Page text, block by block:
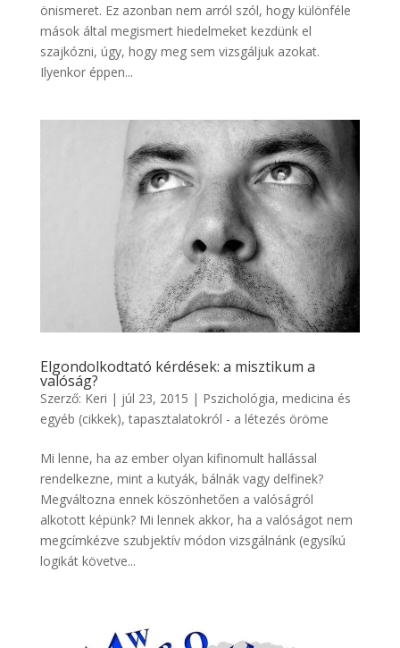
önismeret. Ez azonban nem arról szól, hogy különféle
mások által megismert hiedelmeket kezdünk el
szajkózni, úgy, hogy meg sem vizsgáljuk azokat.
Ilyenkor éppen...
Elgondolkodtató kérdések: a misztikum a
valóság?
Szerző: Keri | júl 23, 2015 | Pszichológia, medicina és
egyéb (cikkek),tapasztalatokról - a létezés öröme
Mi lenne, ha az ember olyan kifinomult hallással
rendelkezne, mint a kutyák, bálnák vagy delfinek?
Megváltozna ennek köszönhetően a valóságról
alkotott képünk? Mi lennek akkor, ha a valóságot nem
megcímkézve szubjektív módon vizsgálnánk (egysíkú
logikát követve...